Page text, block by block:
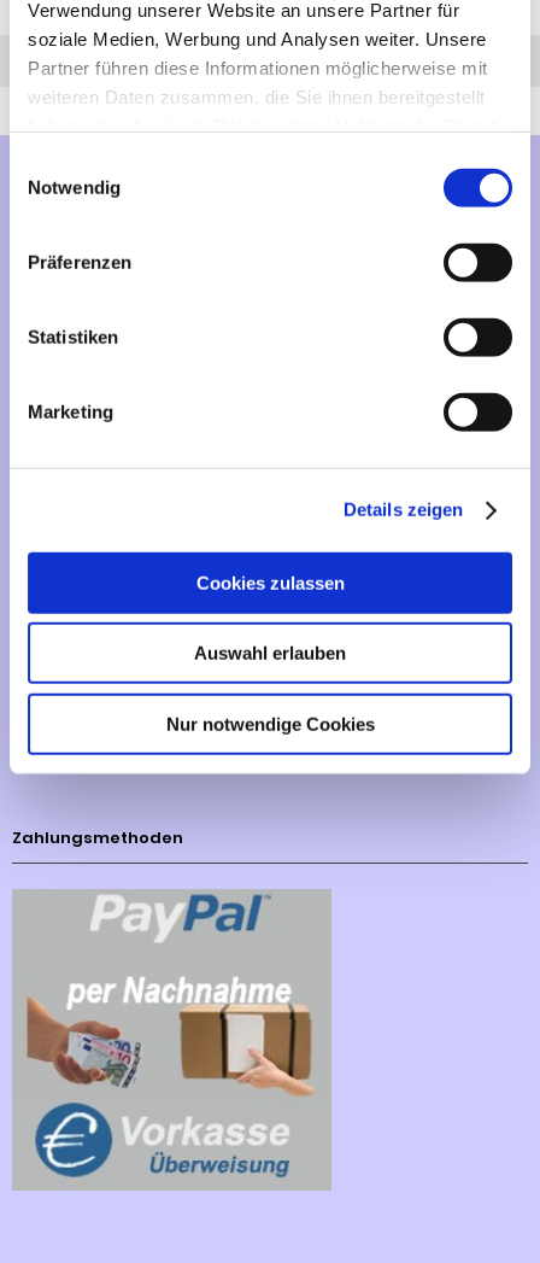
Verwendung unserer Website an unsere Partner für
soziale Medien, Werbung und Analysen weiter. Unsere
Partner führen diese Informationen möglicherweise mit
weiteren Daten zusammen, die Sie ihnen bereitgestellt
Notwendig
Präferenzen
Statistiken
Marketing
Details zeigen
Cookies zulassen
Auswahl erlauben
Nur notwendige Cookies
Anfrage Anrufen AHK-Finder
Mehr über...
Vertrag widerrufen
Informationen
Liefer- und Versandkosten
Impressum
Sitemap
Zahlungsmethoden